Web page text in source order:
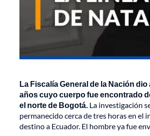
La Fiscalía General de la Nación
años cuyo cuerpo fue encontrado
el norte de Bogotá. La investigación
permanecido cerca de tres horas en
destino a Ecuador. El hombre ya fue